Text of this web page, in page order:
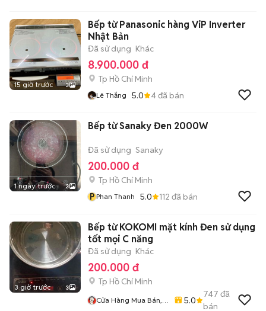
15 giờ trước 3
Bếp từ Panasonic hàng ViP Inverter
Nhật Bản
Đã sử dụng Khác
8.900.000 đ
Tp Hồ Chí Minh
Lê Thắng 5.0 4đã bán
1 ngày trước 3
Bếp từ Sanaky Đen 2000W
Đã sử dụng Sanaky
200.000 đ
Tp Hồ Chí Minh
P Phan Thanh 5.0 112 đã bán
3 giờ trước 3
Bếp từ KOKOMI mặt kính Đen sử dụng
tốt mọi C năng
Đã sử dụng Khác
200.000 đ
Tp Hồ Chí Minh
Cửa Hàng Mua Bán,
5.0
747 đã
bán